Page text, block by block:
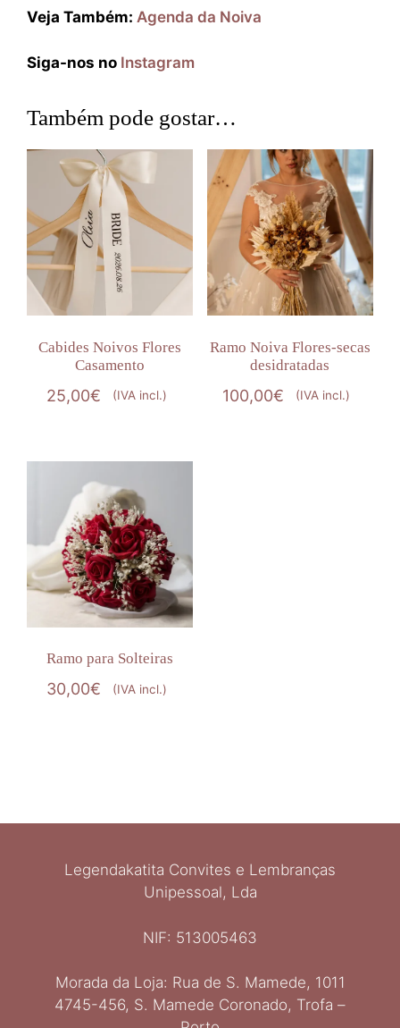
Veja Também: Agenda da Noiva
Siga-nos no Instagram
Também pode gostar…
Cabides Noivos Flores
Casamento
25,00€ (IVA incl.)
Ramo Noiva Flores-secas
desidratadas
100,00€ (IVA incl.)
Ramo para Solteiras
30,00€ (IVA incl.)
Legendakatita Convites e Lembranças
Unipessoal, Lda
NIF: 513005463
Morada da Loja: Rua de S. Mamede, 1011
4745-456, S. Mamede Coronado, Trofa –
Italiano
Ελληνικά